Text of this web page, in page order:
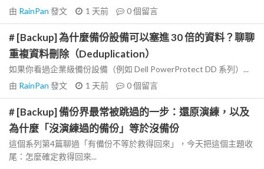
由 RainPan 發文 1 天前 0個留言
# [Backup] 為什麼備份設備可以塞進 30 倍的資料？聊聊
重複資料刪除（Deduplication）
如果你看過企業級備份設備（例如 Dell PowerProtect DD 系列）...
由 RainPan 發文 1 天前 0個留言
# [Backup] 備份界最常被跳過的一步：還原演練，以及
為什麼「沒演練過的備份」等於沒備份
這個系列第4篇聊過「有備份不等於救得回來」，今天把這個主題收
尾：怎麼確定救得回來...